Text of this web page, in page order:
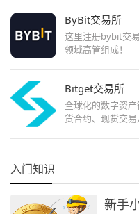
ByBit交易所
这里注册bybit交
领域高管组成！
Bitget交易所
全球化的数字资
货合约、现货交易
入门知识
新手